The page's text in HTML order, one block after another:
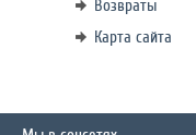
Возвраты
Карта сайта